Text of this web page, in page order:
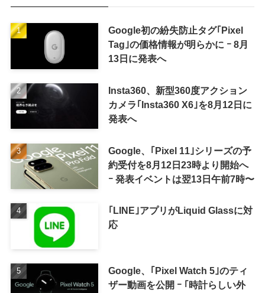
Google初の紛失防止タグ｢Pixel
Tag｣の価格情報が明らかに ｰ 8月
13日に発表へ
Insta360、新型360度アクション
カメラ｢Insta360 X6｣を8月12日に
発表へ
Google、｢Pixel 11｣シリーズの予
約受付を8月12日23時より開始へ
ｰ 発表イベントは翌13日午前7時〜
｢LINE｣アプリがLiquid Glassに対
応
Google、｢Pixel Watch 5｣のティ
ザー動画を公開 ｰ ｢時計らしい外